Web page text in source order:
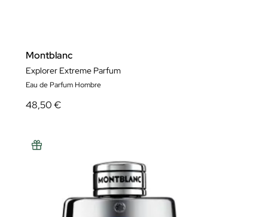
Montblanc
Explorer Extreme Parfum
Eau de Parfum Hombre
48,50 €